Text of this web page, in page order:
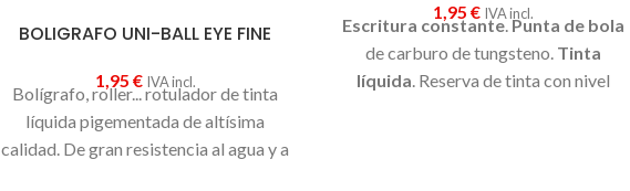
BOLIGRAFO UNI-BALL EYE FINE
1,95 € IVA incl.
Bolígrafo, roller... rotulador de tinta
líquida pigementada de altísima
calidad. De gran resistencia al agua y a
1,95€ IVA incl.
Escritura constante.Punta de bola
de carburo de tungsteno. Tinta
líquida. Reserva de tinta con nivel